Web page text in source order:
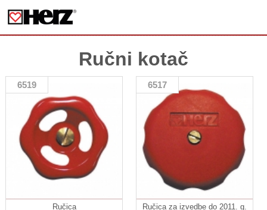
Ručni kotač
6519
Ručica
6517
Ručica za izvedbe do 2011. g.